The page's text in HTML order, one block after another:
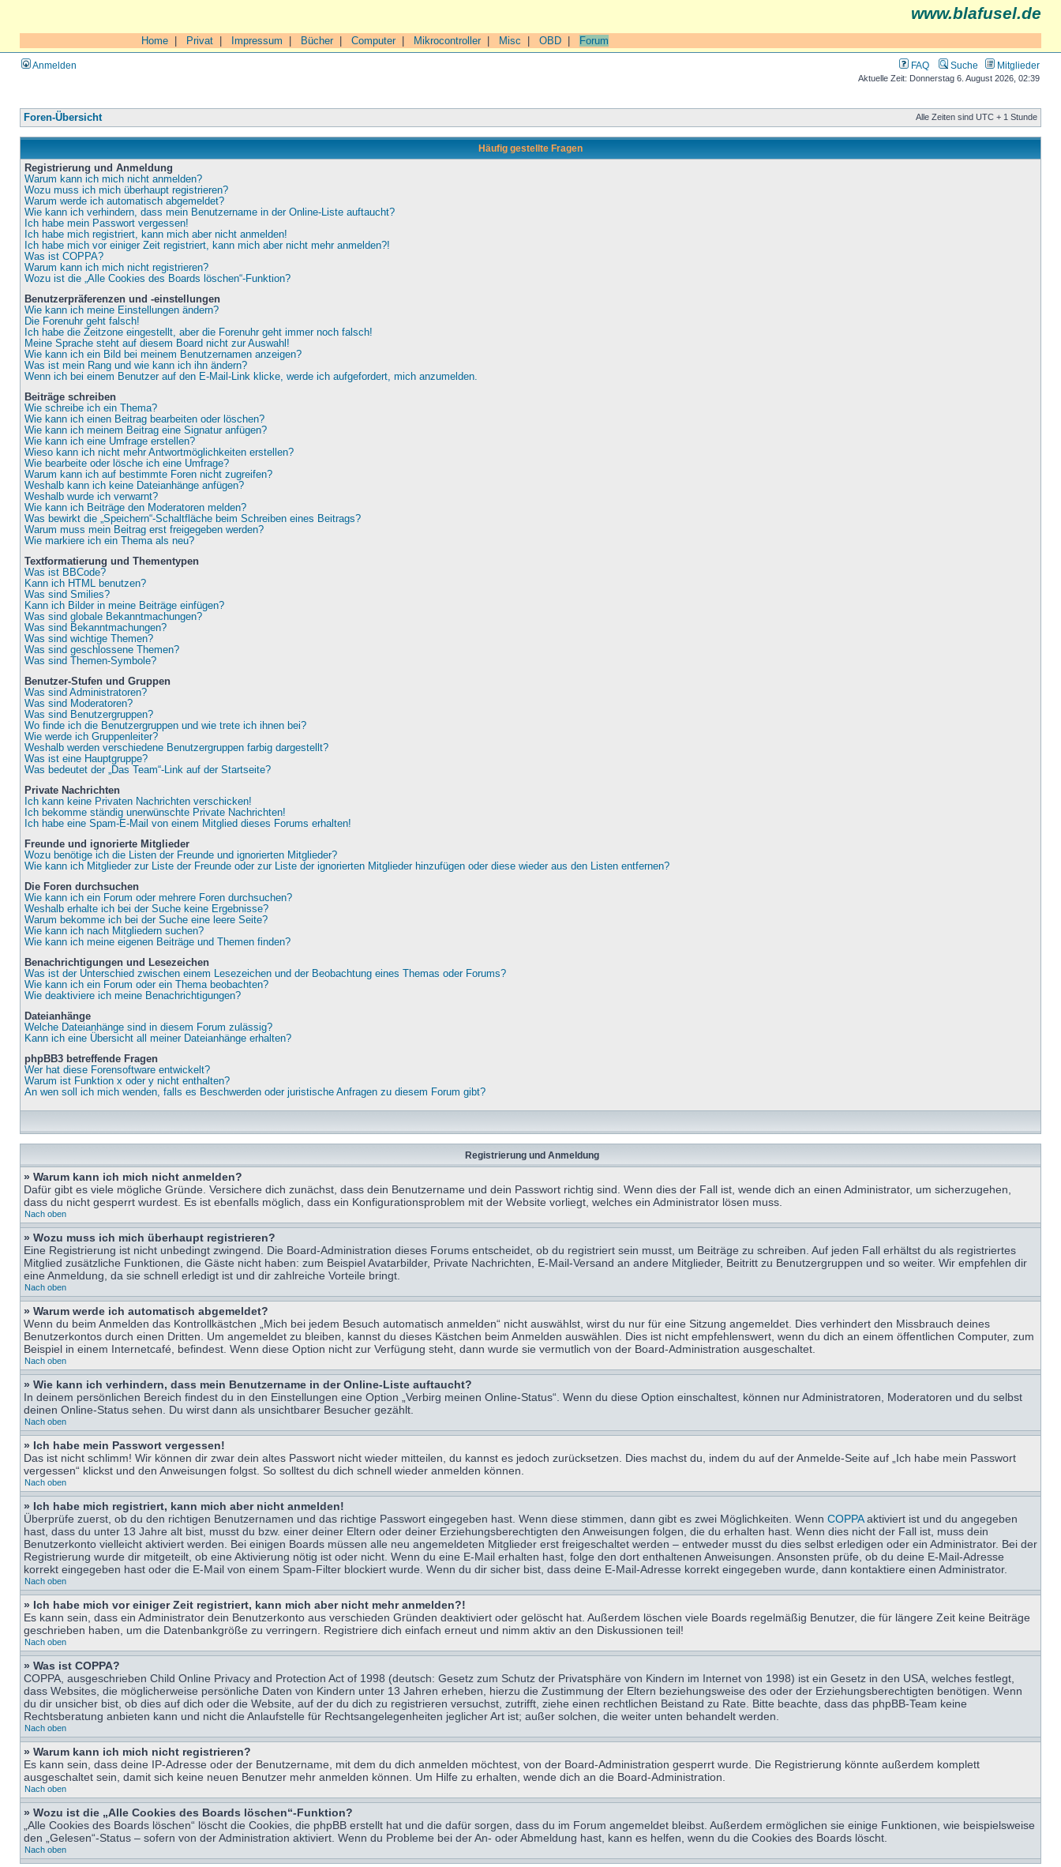
www.blafusel.de
Home Privat Impressum Bücher| Computer| Mikrocontroller| Misc OBD Forum
Anmelden FAQ Suche Mitglieder
Aktuelle Zeit: Donnerstag 6. August 2026, 02:39
Foren-Übersicht Alle Zeiten sind UTC + 1 Stunde
Häufig gestellte Fragen
Registrierung und Anmeldung
Warum kann ich mich nicht anmelden?
Wozu muss ich mich überhaupt registrieren?
Warum werde ich automatisch abgemeldet?
Wie kann ich verhindern, dass mein Benutzername in der Online-Liste auftaucht?
Ich habe mein Passwort vergessen!
Ich habe mich registriert, kann mich aber nicht anmelden!
Ich habe mich vor einiger Zeit registriert, kann mich aber nicht mehr anmelden?!
Was ist COPPA?
Warum kann ich mich nicht registrieren?
Wozu ist die „Alle Cookies des Boards löschen“-Funktion?
Benutzerpräferenzen und -einstellungen
Wie kann ich meine Einstellungen ändern?
Die Forenuhr geht falsch!
Ich habe die Zeitzone eingestellt, aber die Forenuhr geht immer noch falsch!
Meine Sprache steht auf diesem Board nicht zur Auswahl!
Wie kann ich ein Bild bei meinem Benutzernamen anzeigen?
Was ist mein Rang und wie kann ich ihn ändern?
Wenn ich bei einem Benutzer auf den E-Mail-Link klicke, werde ich aufgefordert, mich anzumelden.
Beiträge schreiben
Wie schreibe ich ein Thema?
Wie kann ich einen Beitrag bearbeiten oder löschen?
Wie kann ich meinem Beitrag eine Signatur anfügen?
Wie kann ich eine Umfrage erstellen?
Wieso kann ich nicht mehr Antwortmöglichkeiten erstellen?
Wie bearbeite oder lösche ich eine Umfrage?
Warum kann ich auf bestimmte Foren nicht zugreifen?
Weshalb kann ich keine Dateianhänge anfügen?
Weshalb wurde ich verwarnt?
Wie kann ich Beiträge den Moderatoren melden?
Was bewirkt die „Speichern“-Schaltfläche beim Schreiben eines Beitrags?
Warum muss mein Beitrag erst freigegeben werden?
Wie markiere ich ein Thema als neu?
Textformatierung und Thementypen
Was ist BBCode?
Kann ich HTML benutzen?
Was sind Smilies?
Kann ich Bilder in meine Beiträge einfügen?
Was sind globale Bekanntmachungen?
Was sind Bekanntmachungen?
Was sind wichtige Themen?
Was sind geschlossene Themen?
Was sind Themen-Symbole?
Benutzer-Stufen und Gruppen
Was sind Administratoren?
Was sind Moderatoren?
Was sind Benutzergruppen?
Wo finde ich die Benutzergruppen und wie trete ich ihnen bei?
Wie werde ich Gruppenleiter?
Weshalb werden verschiedene Benutzergruppen farbig dargestellt?
Was ist eine Hauptgruppe?
Was bedeutet der „Das Team“-Link auf der Startseite?
Private Nachrichten
Ich kann keine Privaten Nachrichten verschicken!
Ich bekomme ständig unerwünschte Private Nachrichten!
Ich habe eine Spam-E-Mail von einem Mitglied dieses Forums erhalten!
Freunde und ignorierte Mitglieder
Wozu benötige ich die Listen der Freunde und ignorierten Mitglieder?
Wie kann ich Mitglieder zur Liste der Freunde oder zur Liste der ignorierten Mitglieder hinzufügen oder diese wieder aus den Listen entfernen?
Die Foren durchsuchen
Wie kann ich ein Forum oder mehrere Foren durchsuchen?
Weshalb erhalte ich bei der Suche keine Ergebnisse?
Warum bekomme ich bei der Suche eine leere Seite?
Wie kann ich nach Mitgliedern suchen?
Wie kann ich meine eigenen Beiträge und Themen finden?
Benachrichtigungen und Lesezeichen
Was ist der Unterschied zwischen einem Lesezeichen und der Beobachtung eines Themas oder Forums?
Wie kann ich ein Forum oder ein Thema beobachten?
Wie deaktiviere ich meine Benachrichtigungen?
Dateianhänge
Welche Dateianhänge sind in diesem Forum zulässig?
Kann ich eine Übersicht all meiner Dateianhänge erhalten?
phpBB3 betreffende Fragen
Wer hat diese Forensoftware entwickelt?
Warum ist Funktion x oder y nicht enthalten?
An wen soll ich mich wenden, falls es Beschwerden oder juristische Anfragen zu diesem Forum gibt?
Registrierung und Anmeldung
» Warum kann ich mich nicht anmelden?
Dafür gibt es viele mögliche Gründe. Versichere dich zunächst, dass dein Benutzername und dein Passwort richtig sind. Wenn dies der Fall ist, wende dich an einen Administrator, um sicherzugehen,
dass du nicht gesperrt wurdest. Es ist ebenfalls möglich, dass ein Konfigurationsproblem mit der Website vorliegt, welches ein Administrator lösen muss.
Nach oben
» Wozu muss ich mich überhaupt registrieren?
Eine Registrierung ist nicht unbedingt zwingend. Die Board-Administration dieses Forums entscheidet, ob du registriert sein musst, um Beiträge zu schreiben. Auf jeden Fall erhältst du als registriertes
Mitglied zusätzliche Funktionen, die Gäste nicht haben: zum Beispiel Avatarbilder, Private Nachrichten, E-Mail-Versand an andere Mitglieder, Beitritt zu Benutzergruppen und so weiter. Wir empfehlen dir
eine Anmeldung, da sie schnell erledigt ist und dir zahlreiche Vorteile bringt.
Nach oben
» Warum werde ich automatisch abgemeldet?
Wenn du beim Anmelden das Kontrollkästchen „Mich bei jedem Besuch automatisch anmelden“ nicht auswählst, wirst du nur für eine Sitzung angemeldet. Dies verhindert den Missbrauch deines
Benutzerkontos durch einen Dritten. Um angemeldet zu bleiben, kannst du dieses Kästchen beim Anmelden auswählen. Dies ist nicht empfehlenswert, wenn du dich an einem öffentlichen Computer, zum
Beispiel in einem Internetcafé, befindest. Wenn diese Option nicht zur Verfügung steht, dann wurde sie vermutlich von der Board-Administration ausgeschaltet.
Nach oben
» Wie kann ich verhindern, dass mein Benutzername in der Online-Liste auftaucht?
In deinem persönlichen Bereich findest du in den Einstellungen eine Option „Verbirg meinen Online-Status“. Wenn du diese Option einschaltest, können nur Administratoren, Moderatoren und du selbst
deinen Online-Status sehen. Du wirst dann als unsichtbarer Besucher gezählt.
Nach oben
» Ich habe mein Passwort vergessen!
Das ist nicht schlimm! Wir können dir zwar dein altes Passwort nicht wieder mitteilen, du kannst es jedoch zurücksetzen. Dies machst du, indem du auf der Anmelde-Seite auf „Ich habe mein Passwort
vergessen“ klickst und den Anweisungen folgst. So solltest du dich schnell wieder anmelden können.
Nach oben
» Ich habe mich registriert, kann mich aber nicht anmelden!
Überprüfe zuerst, ob du den richtigen Benutzernamen und das richtige Passwort eingegeben hast. Wenn diese stimmen, dann gibt es zwei Möglichkeiten. Wenn COPPAaktiviert ist und du angegeben
hast, dass du unter 13 Jahre alt bist, musst du bzw. einer deiner Eltern oder deiner Erziehungsberechtigten den Anweisungen folgen, die du erhalten hast. Wenn dies nicht der Fall ist, muss dein
Benutzerkonto vielleicht aktiviert werden. Bei einigen Boards müssen alle neu angemeldeten Mitglieder erst freigeschaltet werden – entweder musst du dies selbst erledigen oder ein Administrator. Bei der
Registrierung wurde dir mitgeteilt, ob eine Aktivierung nötig ist oder nicht. Wenn du eine E-Mail erhalten hast, folge den dort enthaltenen Anweisungen. Ansonsten prüfe, ob du deine E-Mail-Adresse
korrekt eingegeben hast oder die E-Mail von einem Spam-Filter blockiert wurde. Wenn du dir sicher bist, dass deine E-Mail-Adresse korrekt eingegeben wurde, dann kontaktiere einen Administrator.
Nach oben
» Ich habe mich vor einiger Zeit registriert, kann mich aber nicht mehr anmelden?!
Es kann sein, dass ein Administrator dein Benutzerkonto aus verschieden Gründen deaktiviert oder gelöscht hat. Außerdem löschen viele Boards regelmäßig Benutzer, die für längere Zeit keine Beiträge
geschrieben haben, um die Datenbankgröße zu verringern. Registriere dich einfach erneut und nimm aktiv an den Diskussionen teil!
Nach oben
» Was ist COPPA?
COPPA, ausgeschrieben Child Online Privacy and Protection Act of 1998 (deutsch: Gesetz zum Schutz der Privatsphäre von Kindern im Internet von 1998) ist ein Gesetz in den USA, welches festlegt,
dass Websites, die möglicherweise persönliche Daten von Kindern unter 13 Jahren erheben, hierzu die Zustimmung der Eltern beziehungsweise des oder der Erziehungsberechtigten benötigen. Wenn
du dir unsicher bist, ob dies auf dich oder die Website, auf der du dich zu registrieren versuchst, zutrifft, ziehe einen rechtlichen Beistand zu Rate. Bitte beachte, dass das phpBB-Team keine
Rechtsberatung anbieten kann und nicht die Anlaufstelle für Rechtsangelegenheiten jeglicher Art ist; außer solchen, die weiter unten behandelt werden.
Nach oben
» Warum kann ich mich nicht registrieren?
Es kann sein, dass deine IP-Adresse oder der Benutzername, mit dem du dich anmelden möchtest, von der Board-Administration gesperrt wurde. Die Registrierung könnte außerdem komplett
ausgeschaltet sein, damit sich keine neuen Benutzer mehr anmelden können. Um Hilfe zu erhalten, wende dich an die Board-Administration.
Nach oben
» Wozu ist die „Alle Cookies des Boards löschen“-Funktion?
„Alle Cookies des Boards löschen“ löscht die Cookies, die phpBB erstellt hat und die dafür sorgen, dass du im Forum angemeldet bleibst. Außerdem ermöglichen sie einige Funktionen, wie beispielsweise
den „Gelesen“-Status – sofern von der Administration aktiviert. Wenn du Probleme bei der An- oder Abmeldung hast, kann es helfen, wenn du die Cookies des Boards löscht.
Nach oben